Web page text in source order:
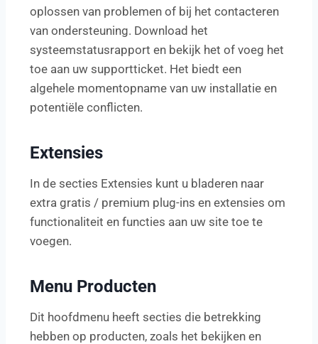
oplossen van problemen of bij het contacteren
van ondersteuning. Download het
systeemstatusrapport en bekijk het of voeg het
toe aan uw supportticket. Het biedt een
algehele momentopname van uw installatie en
potentiële conflicten.
Extensies
In de secties Extensies kunt u bladeren naar
extra gratis / premium plug-ins en extensies om
functionaliteit en functies aan uw site toe te
voegen.
Menu Producten
Dit hoofdmenu heeft secties die betrekking
hebben op producten, zoals het bekijken en